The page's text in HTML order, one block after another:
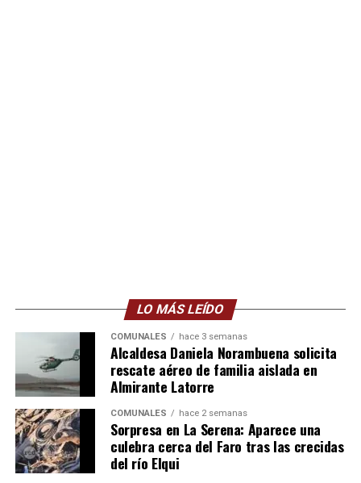
LO MÁS LEÍDO
COMUNALES hace 3 semanas
Alcaldesa Daniela Norambuena solicita
rescate aéreo de familia aislada en
Almirante Latorre
COMUNALES hace 2 semanas
Sorpresa en La Serena: Aparece una
culebra cerca del Faro tras las crecidas
del río Elqui